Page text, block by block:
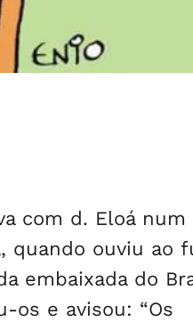
com d. Eloá num
quando ouviu ao
embaixada do
os e avisou: “Os